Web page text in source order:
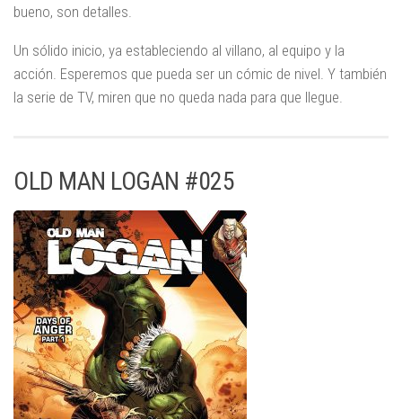
bueno, son detalles.
Un sólido inicio, ya estableciendo al villano, al equipo y la
acción. Esperemos que pueda ser un cómic de nivel. Y también
la serie de TV, miren que no queda nada para que llegue.
OLD MAN LOGAN #025